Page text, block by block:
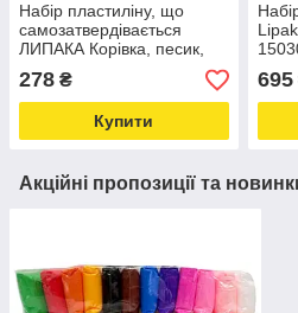
Набір пластиліну, що
самозатвердівається
ЛИПАКА Корівка, песик,
вівця 60024-UA01
Love&Life -online-
multimarket-
278 ₴
Купити
695
Акційні пропозиції та